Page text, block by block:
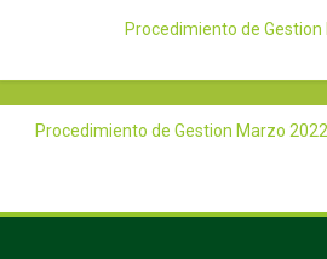
Procedimiento de Gestion
Procedimiento de Gestion Marzo 2022